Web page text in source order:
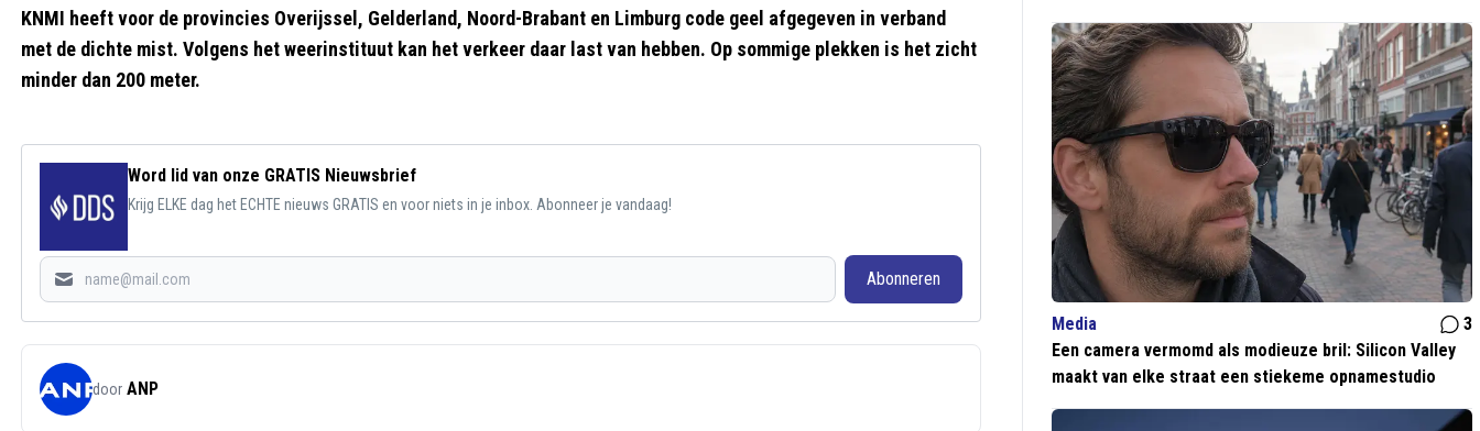
KNMI heeft voor de provincies Overijssel, Gelderland, Noord-Brabant en Limburg code geel afgegeven in verband
met de dichte mist. Volgens het weerinstituut kan het verkeer daar last van hebben. Op sommige plekken is het zicht
minder dan 200 meter.
Word lid van onze GRATIS Nieuwsbrief
Krijg ELKE dag het ECHTE nieuws GRATIS en voor niets in je inbox. Abonneer je vandaag!
Abonneren
door ANP
Media
3
Een camera vermomd als modieuze bril: Silicon Valley
maakt van elke straat een stiekeme opnamestudio